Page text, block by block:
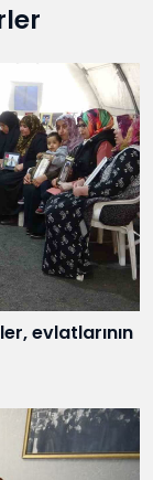
evlatlarının